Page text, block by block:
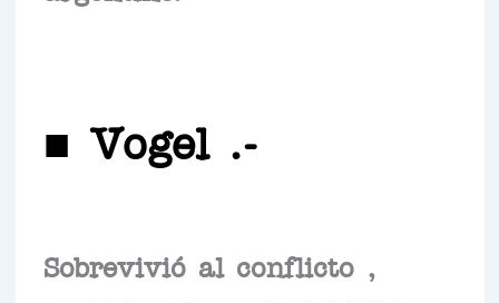
■ Vogel .-
Sobrevivió al conflicto ,